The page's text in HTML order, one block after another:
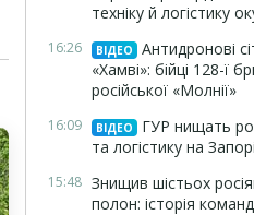
техніку й логістику
16:26 ВІДЕО
Антидронові
«Хамві»: бійці 128-ї
російської «Молнії»
16:09 ВІДЕО
ГУР нищать
та логістику на
15:48 Знищив шістьох
полон: історія